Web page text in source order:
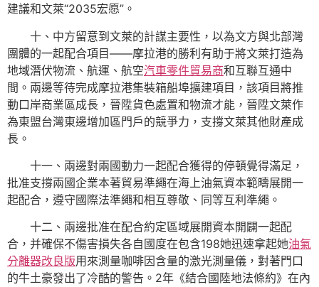
建議和文萊“2035宏愿”。
十、中方留意到文萊的計謀主要性，以為文方與北部灣
團體的一起配合項目——摩拉港的勝利有助于將文萊打造為
地域潛伏物流、航運、航空汽車零件貿易商和互聯互通中
間。兩邊等待完成摩拉港集裝箱船埠擴建項目，該項目將推
動口岸商業區成長，晉陞貨色處置和物流才能，晉陞文萊作
為東盟台灣東邊增加區門戶的競爭力，支撐文萊其他財產成
長。
十一、兩邊對兩國動力一起配合獲得的停頓覺得滿足，
批准支撐兩國企業本著貿易準繩在海上油氣資本範疇展開一
起配合，遵守國際法準繩和相互尊敬、同等互利準繩。
十二、兩邊批准在配合約定區域展開資本開闢一起配
合，并確保不傷害損失各自國度在包含198她迅速拿起她油氣
分離器改良版用來測量咖啡因含量的激光測量儀，對著門口
的牛土豪發出了冷酷的警告。2年《結合國陸地法條約》在內